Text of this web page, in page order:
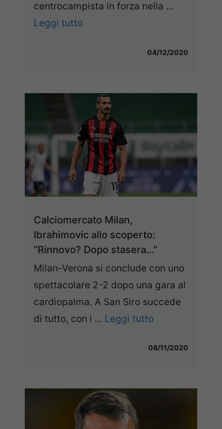
centrocampista in forza nella ...
Leggi tutto
04/12/2020
Calciomercato Milan,
Ibrahimovic allo scoperto:
“Rinnovo? Dopo stasera…”
Milan-Verona si conclude con uno
spettacolare 2-2 dopo una gara al
cardiopalma. A San Siro succede
di tutto, con i ... Leggi tutto
08/11/2020